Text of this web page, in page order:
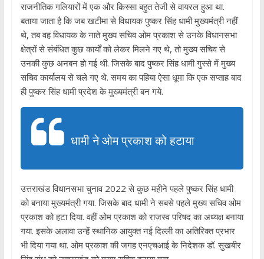
राजनीतिक गलियारों में एक और किस्सा बहुत तेजी से वायरल हुआ था.
बताया जाता है कि जब खटीमा से विधायक पुष्कर सिंह धामी मुख्यमंत्री नहीं
थे, तब वह विधायक के नाते मुख्य सचिव ओम प्रकाश से उनके विधानसभा
क्षेत्रों से संबंधित कुछ कार्यों को लेकर मिलने गए थे, तो मुख्य सचिव से
उनकी कुछ अनबन हो गई थी. जिसके बाद पुष्कर सिंह धामी गुस्से में मुख्य
सचिव कार्यालय से चले गए थे. समय का पहिया ऐसा धूमा कि एक सप्ताह बाद
ही पुष्कर सिंह धामी प्रदेश के मुख्यमंत्री बन गये.
धामी ने ओम प्रकाश को हटाया
उत्तराखंड विधानसभा चुनाव 2022 से कुछ महीने पहले पुष्कर सिंह धामी
को बनाया मुख्यमंत्री गया. जिसके बाद धामी ने सबसे पहले मुख्य सचिव ओम
प्रकाश को हटा दिया. वहीं ओम प्रकाश को राजस्व परिषद का अध्यक्ष बनाया
गया. इसके अलावा उन्हें स्थानिक आयुक्त नई दिल्ली का अतिरिक्त प्रभार
भी दिया गया था. ओम प्रकाश की जगह एनएचआई के निदेशक डॉ. सुखबीर